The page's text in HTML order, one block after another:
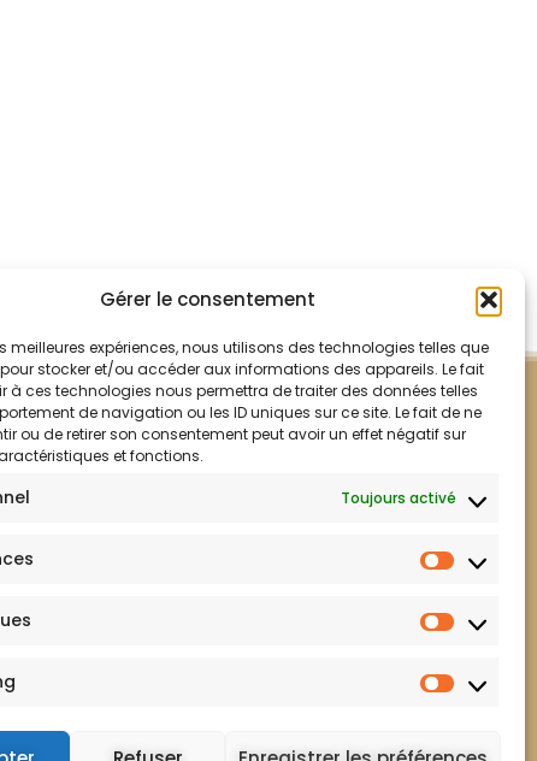
Gérer le consentement
meilleures expériences, nous utilisons des technologies telles que
stocker et/ou accéder aux informations des appareils. Le fait
à ces technologies nous permettra de traiter des données telles
de navigation ou les ID uniques sur ce site. Le fait de ne
ou de retirer son consentement peut avoir un effet négatif sur
et fonctions.
Toujours activé